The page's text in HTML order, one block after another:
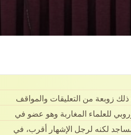
زوبعة من التعليقات والمواقف
للعلماء المغاربة وهو عضو في
لكنه لرجل الإشهار أقرب، في
بين أمجاد المونديال وأسئلة سبتة: حين
ظهور شخص مسلح خلال أحداث سبتة يثير
مطالب بفتح تحقيق وتوضيح…